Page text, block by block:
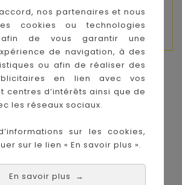
nos partenaires et nous
cookies ou technologies
afin de vous garantir une
de navigation, à des
ou afin de réaliser des
en lien avec vos
centres d’intérêts ainsi que de
les réseaux sociaux.
sur les cookies,
sur le lien « En savoir plus ».
En savoir plus →
polyester
Petits propose les plus
sur l'île de la Réunion !
à
:
Achat en ligne :